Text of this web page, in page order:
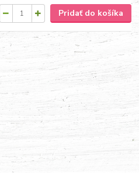
Pridať do košíka